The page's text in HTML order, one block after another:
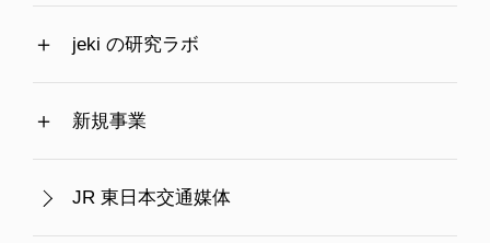
jeki の研究ラボ
新規事業
JR 東日本交通媒体